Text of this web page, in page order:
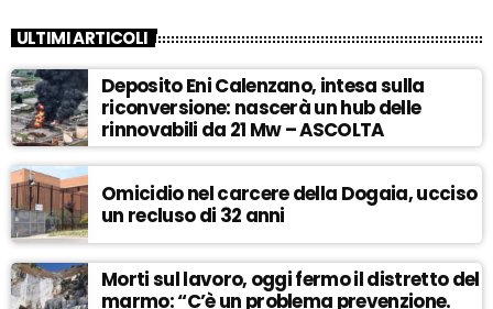
ULTIMI ARTICOLI
Deposito Eni Calenzano, intesa sulla
riconversione: nascerà un hub delle
rinnovabili da 21 Mw – ASCOLTA
Omicidio nel carcere della Dogaia, ucciso
un recluso di 32 anni
Morti sul lavoro, oggi fermo il distretto del
marmo: “C’è un problema prevenzione.